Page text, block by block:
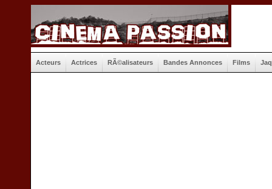
Acteurs Actrices RÃ©alisateurs Bandes Annonces Films